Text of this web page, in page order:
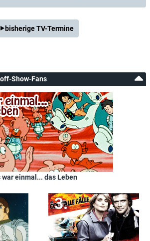
bisherige TV-Termine
Show-Fans
war einmal... das Leben